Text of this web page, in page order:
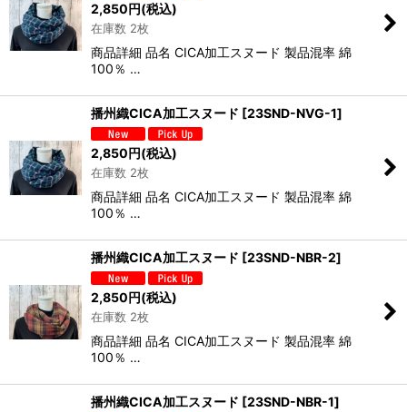
2,850円(税込)
在庫数 2枚
商品詳細 品名 CICA加工スヌード 製品混率 綿
100％ …
播州織CICA加工スヌード [23SND-NVG-1]
2,850円(税込)
在庫数 2枚
商品詳細 品名 CICA加工スヌード 製品混率 綿
100％ …
播州織CICA加工スヌード [23SND-NBR-2]
2,850円(税込)
在庫数 2枚
商品詳細 品名 CICA加工スヌード 製品混率 綿
100％ …
播州織CICA加工スヌード [23SND-NBR-1]